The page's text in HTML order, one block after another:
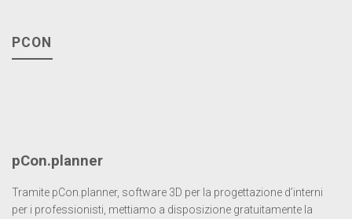
PCON
pCon.planner
Tramite pCon.planner, software 3D per la progettazione d’interni
per i professionisti, mettiamo a disposizione gratuitamente la